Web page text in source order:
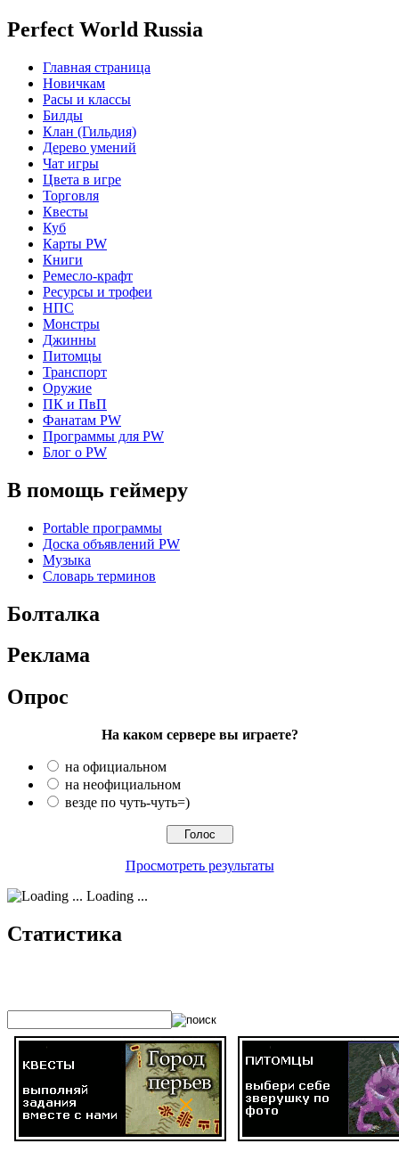
Perfect World Russia
Главная страница
Новичкам
Расы и классы
Билды
Клан (Гильдия)
Дерево умений
Чат игры
Цвета в игре
Торговля
Квесты
Куб
Карты PW
Книги
Ремесло-крафт
Ресурсы и трофеи
НПС
Монстры
Джинны
Питомцы
Транспорт
Оружие
ПК и ПвП
Фанатам PW
Программы для PW
Блог о PW
В помощь геймеру
Portable программы
Доска объявлений PW
Музыка
Словарь терминов
Болталка
Реклама
Опрос
На каком сервере вы играете?
на официальном
на неофициальном
везде по чуть-чуть=)
Просмотреть результаты
Loading ...
Статистика